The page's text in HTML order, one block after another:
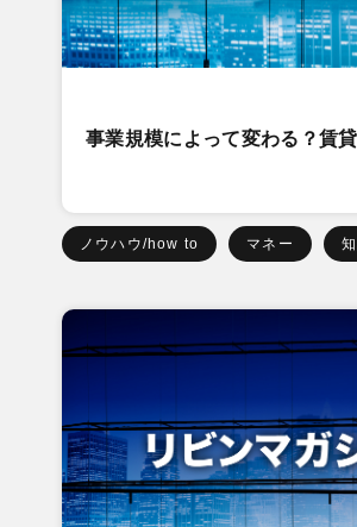
事業規模によって変わる？賃
ノウハウ/how to マネー